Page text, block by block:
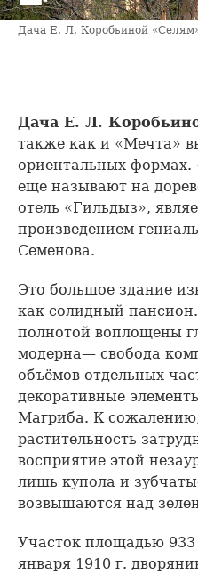
Дача Е. Л. Коробьиной
Дача Е. Л.
также как и «Мечта»
ориентальных формах.
еще называют на
отель «Гильдыз»,
произведением
Семенова.
Это большое здание
как солидный
полнотой воплощены
модерна— свобода
объёмов отдельных
декоративные
Магриба. К
растительность
восприятие этой
лишь купола и
возвышаются над
Участок площадью
января 1910 г.